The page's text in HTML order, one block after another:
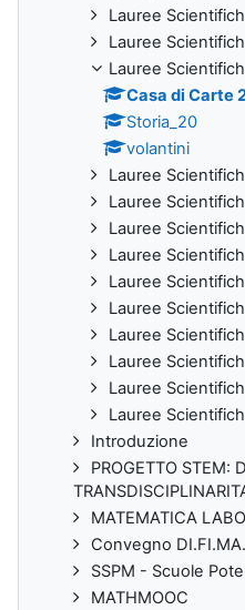
Lauree
Lauree
Lauree
Casa di Carte
Storia_20
volantini
Lauree
Lauree
Lauree
Lauree
Lauree
Lauree
Lauree
Lauree
Lauree
Lauree
Introduzione
PROGETTO STEM:
MATEMATICA
Convegno DI.FI.MA.
SSPM - Scuole
MATHMOOC